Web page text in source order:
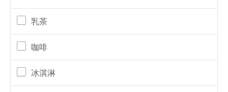
乳茶
咖啡
冰淇淋